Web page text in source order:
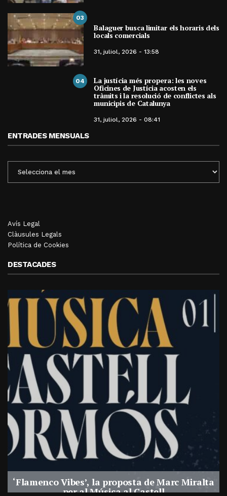
03
Balaguer busca limitar els horaris dels
locals comercials
31, juliol, 2026 - 13:58
04 La justícia més propera: les noves
Oficines de Justícia acosten els
tràmits i la resolució de conflictes als
municipis de Catalunya
31, juliol, 2026 - 08:41
ENTRADES MENSUALS
MENSUALS
Avís Legal
Clàusules Legals
Política de Cookies
DESTACADES
‘Flamenco Vibes’, la proposta de Marc Miralta
per al Música al Castell